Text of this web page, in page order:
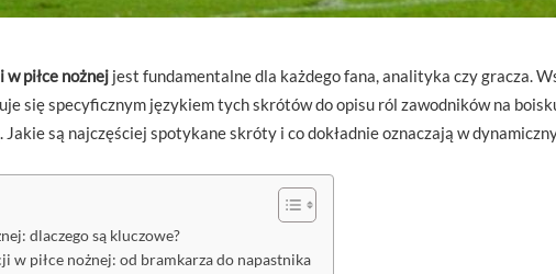
piłce nożnej jest fundamentalne dla każdego fana, analityka czy gracza.
się specyficznym językiem tych skrótów do opisu ról zawodników na
są najczęściej spotykane skróty i co dokładnie oznaczają w
dlaczego są kluczowe?
w piłce nożnej: od bramkarza do napastnika